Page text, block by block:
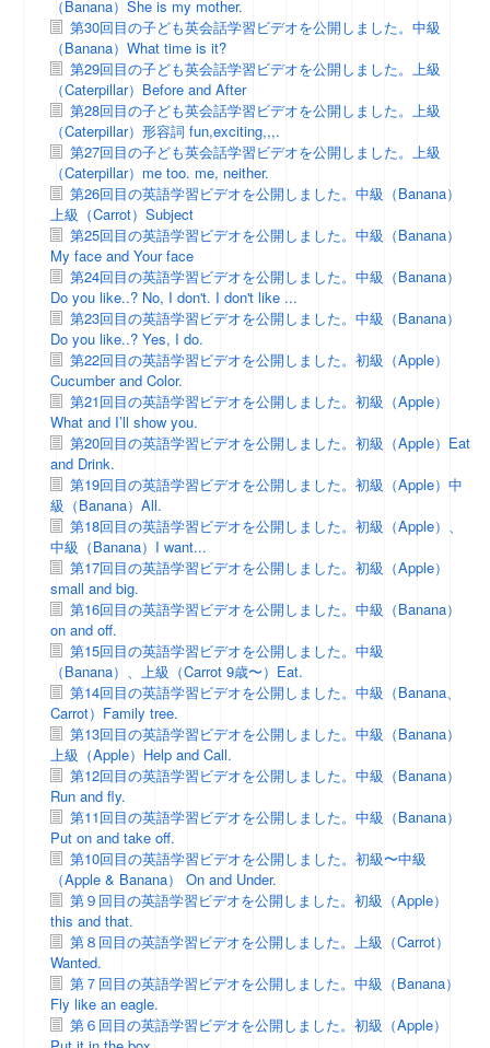
（Banana）She is my mother.
第30回目の子ども英会話学習ビデオを公開しました。中級
（Banana）What time is it?
第29回目の子ども英会話学習ビデオを公開しました。上級
（Caterpillar）Before and After
第28回目の子ども英会話学習ビデオを公開しました。上級
（Caterpillar）形容詞 fun,exciting,,,.
第27回目の子ども英会話学習ビデオを公開しました。上級
（Caterpillar）me too. me, neither.
第26回目の英語学習ビデオを公開しました。中級（Banana）
上級（Carrot）Subject
第25回目の英語学習ビデオを公開しました。中級（Banana）
My face and Your face
第24回目の英語学習ビデオを公開しました。中級（Banana）
Do you like..? No, I don't. I don't like ...
第23回目の英語学習ビデオを公開しました。中級（Banana）
Do you like..? Yes, I do.
第22回目の英語学習ビデオを公開しました。初級（Apple）
Cucumber and Color.
第21回目の英語学習ビデオを公開しました。初級（Apple）
What and I’ll show you.
第20回目の英語学習ビデオを公開しました。初級（Apple）Eat
and Drink.
第19回目の英語学習ビデオを公開しました。初級（Apple）中
級（Banana）All.
第18回目の英語学習ビデオを公開しました。初級（Apple）、
中級（Banana）I want...
第17回目の英語学習ビデオを公開しました。初級（Apple）
small and big.
第16回目の英語学習ビデオを公開しました。中級（Banana）
on and off.
第15回目の英語学習ビデオを公開しました。中級
（Banana）、上級（Carrot 9歳〜）Eat.
第14回目の英語学習ビデオを公開しました。中級（Banana、
Carrot）Family tree.
第13回目の英語学習ビデオを公開しました。中級（Banana）
上級（Apple）Help and Call.
第12回目の英語学習ビデオを公開しました。中級（Banana）
Run and fly.
第11回目の英語学習ビデオを公開しました。中級（Banana）
Put on and take off.
第10回目の英語学習ビデオを公開しました。初級〜中級
（Apple & Banana） On and Under.
第９回目の英語学習ビデオを公開しました。初級（Apple）
this and that.
第８回目の英語学習ビデオを公開しました。上級（Carrot）
Wanted.
第７回目の英語学習ビデオを公開しました。中級（Banana）
Fly like an eagle.
第６回目の英語学習ビデオを公開しました。初級（Apple）